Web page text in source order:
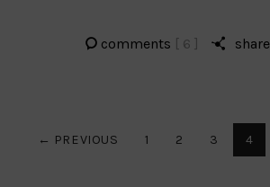
comments [ 6 ] share
← PREVIOUS 1 2 3 4